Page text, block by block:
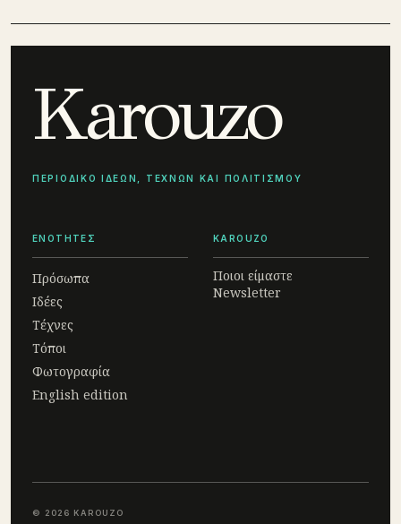
Karouzo
ΠΕΡΙΟΔΙΚΟ ΙΔΕΩΝ, ΤΕΧΝΩΝ ΚΑΙ ΠΟΛΙΤΙΣΜΟΥ
ΕΝΟΤΗΤΕΣ
Πρόσωπα
Ιδέες
Τέχνες
Τόποι
Φωτογραφία
English edition
KAROUZO
Ποιοι είμαστε
Newsletter
© 2026 KAROUZO